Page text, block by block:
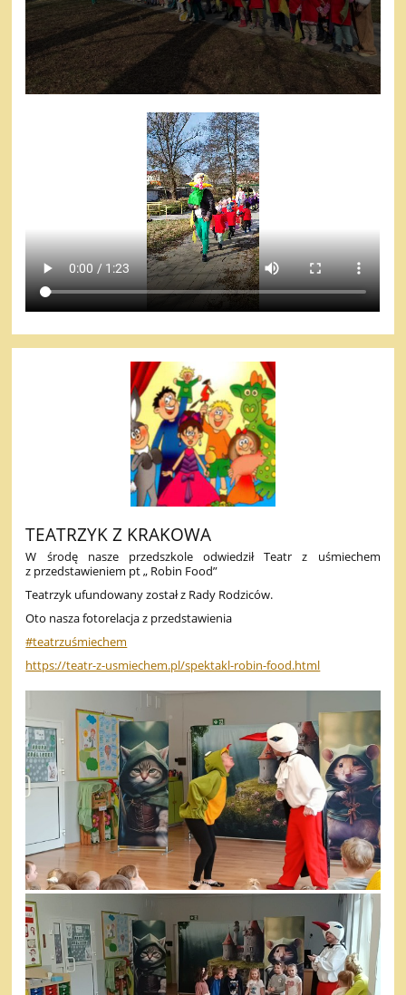
TEATRZYK Z KRAKOWA
W środę nasze przedszkole odwiedził Teatr z uśmiechem
z przedstawieniem pt „ Robin Food”
Teatrzyk ufundowany został z Rady Rodziców.
Oto nasza fotorelacja z przedstawienia
#teatrzuśmiechem
https://teatr-z-usmiechem.pl/spektakl-robin-food.html